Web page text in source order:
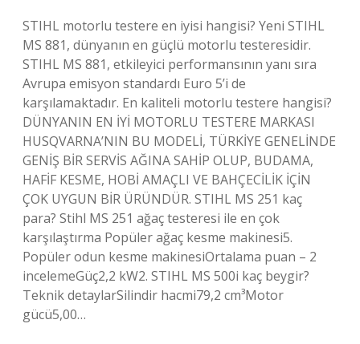
STIHL motorlu testere en iyisi hangisi? Yeni STIHL
MS 881, dünyanın en güçlü motorlu testeresidir.
STIHL MS 881, etkileyici performansının yanı sıra
Avrupa emisyon standardı Euro 5’i de
karşılamaktadır. En kaliteli motorlu testere hangisi?
DÜNYANIN EN İYİ MOTORLU TESTERE MARKASI
HUSQVARNA’NIN BU MODELİ, TÜRKİYE GENELİNDE
GENİŞ BİR SERVİS AĞINA SAHİP OLUP, BUDAMA,
HAFİF KESME, HOBİ AMAÇLI VE BAHÇECİLİK İÇİN
ÇOK UYGUN BİR ÜRÜNDÜR. STIHL MS 251 kaç
para? Stihl MS 251 ağaç testeresi ile en çok
karşılaştırma Popüler ağaç kesme makinesi5.
Popüler odun kesme makinesiOrtalama puan – 2
incelemeGüç2,2 kW2. STIHL MS 500i kaç beygir?
Teknik detaylarSilindir hacmi79,2 cm³Motor
gücü5,00…